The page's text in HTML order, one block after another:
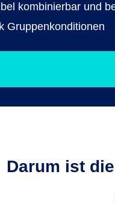
kombinierbar und
Gruppenkonditionen
Darum ist